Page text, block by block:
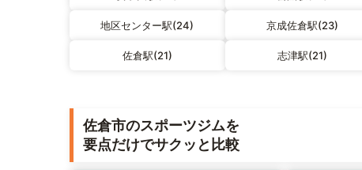
地区センター駅(24) 京成佐倉駅(23)
佐倉駅(21) 志津駅(21)
佐倉市のスポーツジムを
要点だけでサクッと比較